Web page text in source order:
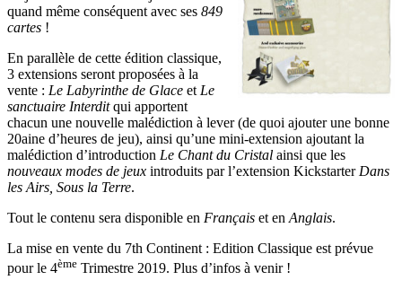
quand même conséquent avec ses 849
cartes !
En parallèle de cette édition classique,
3 extensions seront proposées à la
vente : Le Labyrinthe de Glace et Le
sanctuaire Interditqui apportent
chacun une nouvelle malédiction à lever (de quoi ajouter une bonne
20aine d’heures de jeu), ainsi qu’une mini-extension ajoutant la
malédiction d’introduction Le Chant du Cristal ainsi que les
nouveaux modes de jeux introduits par l’extension Kickstarter Dans
les Airs, Sous la Terre.
Tout le contenu sera disponible en Français et en Anglais.
La mise en vente du 7th Continent : Edition Classique est prévue
pour le 4ème Trimestre 2019. Plus d’infos à venir !